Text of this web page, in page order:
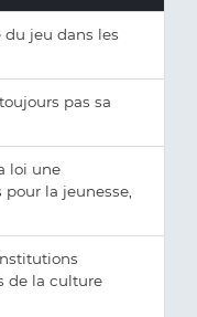
jeu dans les
pas sa
loi une
la jeunesse,
de la culture